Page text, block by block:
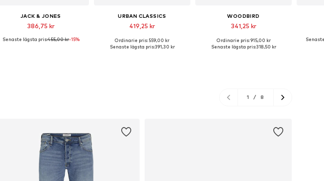
JACK & JONES
386,75 kr
Senaste lägsta pris:455,00 kr-15%
URBAN CLASSICS
419,25 kr
Tillgängliga storlekar: XS, S, M, L
Ordinarie pris: 559,00 kr
Senaste lägsta pris:391,30 kr
WOODBIRD
341,25 kr
Tillgängliga storlekar: M, L, XL
Ordinarie pris: 915,00 kr
Senaste lägsta pris:318,50 kr
1 / 8